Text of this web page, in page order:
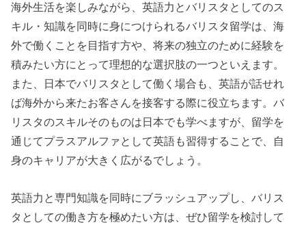
海外生活を楽しみながら、英語力とバリスタとしてのス
キル・知識を同時に身につけられるバリスタ留学は、海
外で働くことを目指す方や、将来の独立のために経験を
積みたい方にとって理想的な選択肢の一つといえます。
また、日本でバリスタとして働く場合も、英語が話せれ
ば海外から来たお客さんを接客する際に役立ちます。バ
リスタのスキルそのものは日本でも学べますが、留学を
通じてプラスアルファとして英語も習得することで、自
身のキャリアが大きく広がるでしょう。
英語力と専門知識を同時にブラッシュアップし、バリス
タとしての働き方を極めたい方は、ぜひ留学を検討して